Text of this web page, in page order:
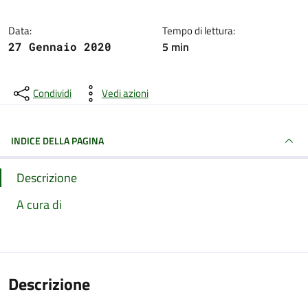
Data:
27 Gennaio 2020
Tempo di lettura:
5 min
Condividi Vedi azioni
INDICE DELLA PAGINA
Descrizione
A cura di
Descrizione